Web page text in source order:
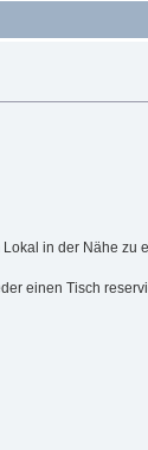
in der Nähe zu
einen Tisch